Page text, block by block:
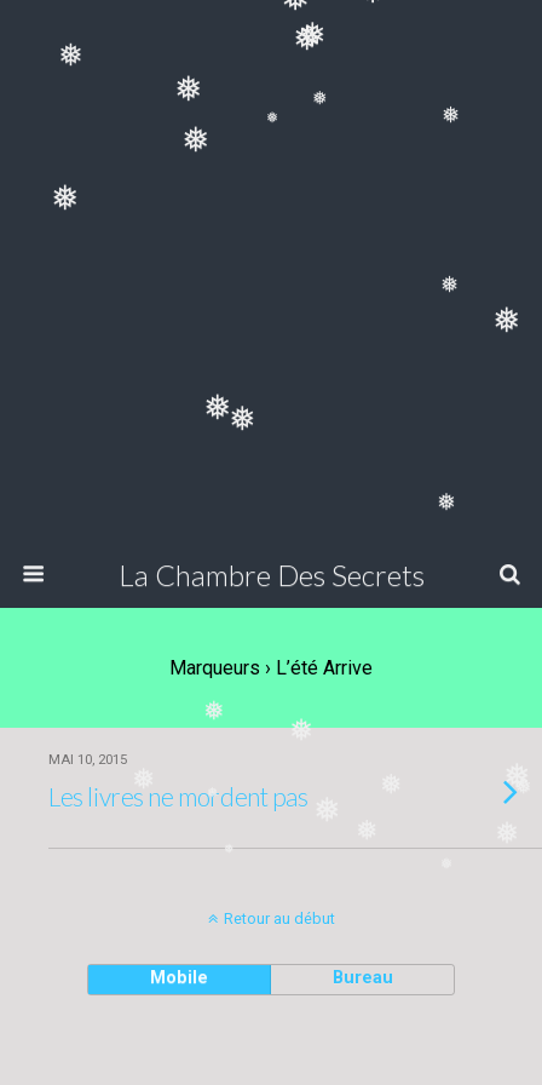
❅
❅
❅
❅
❅
❅
❅
❅
❅
❅
❅
❅
❅
❅
❅
❅
❅
❅
❅
❅
❅
❅
La Chambre Des Secrets
Marqueurs › L’été Arrive
MAI 10, 2015
Les livres ne mordent pas
Retour au début
Mobile Bureau